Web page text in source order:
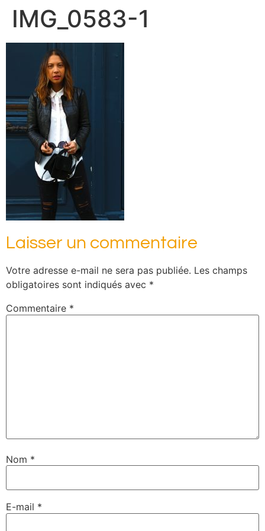
IMG_0583-1
Laisser un commentaire
Votre adresse e-mail ne sera pas publiée. Les champs
obligatoires sont indiqués avec *
Commentaire *
Nom *
E-mail *